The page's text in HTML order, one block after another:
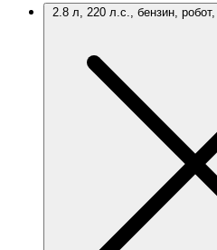
2.8 л, 220 л.с., бензин,